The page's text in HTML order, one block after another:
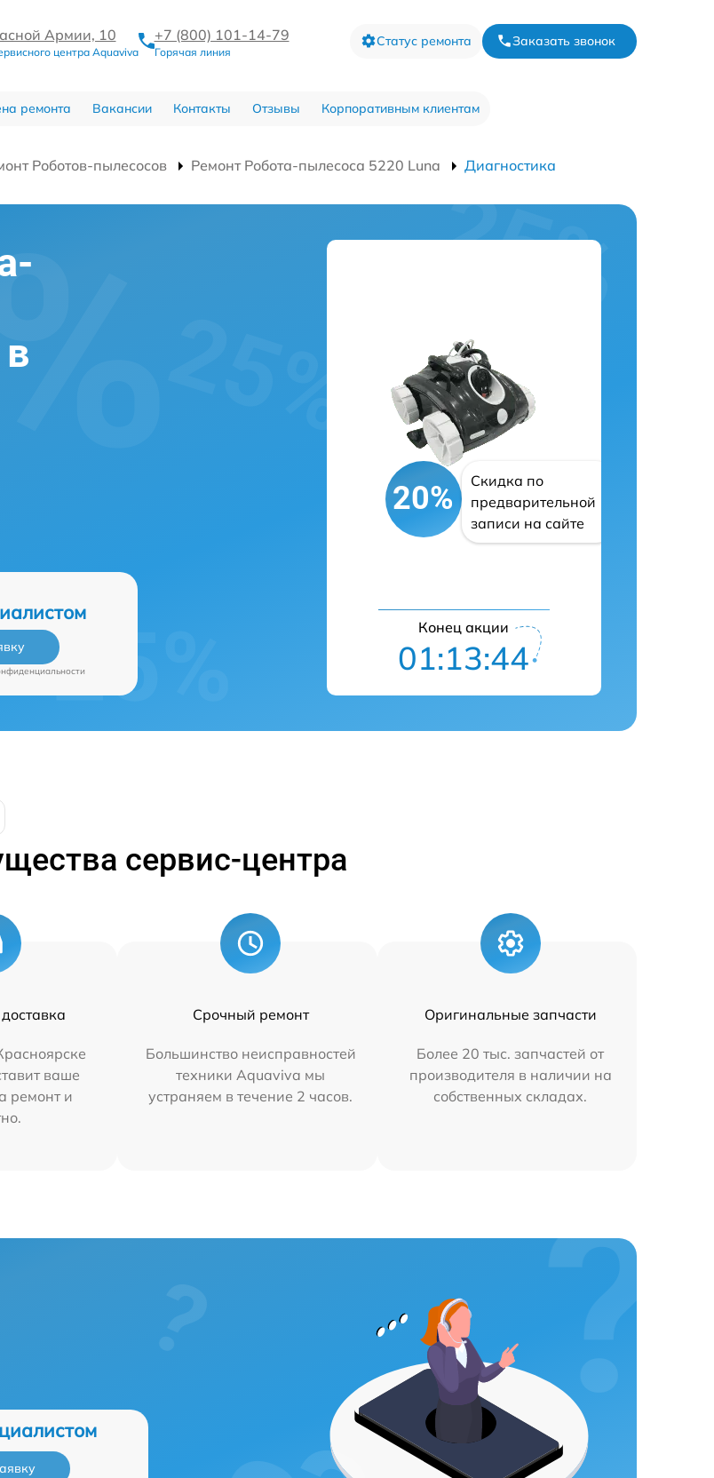
Армии, 10
центра Aquaviva
+7 (800) 101-14-79
Горячая линия
Статус ремонта Заказать звонок
ремонта Вакансии Контакты Отзывы Корпоративным клиентам
Роботов-пылесосов Ремонт Робота-пылесоса 5220 Luna Диагностика
20%
Скидка по
предварительной
записи на сайте
Конец акции
01:13:43
сервис-центра
ваше
ремонт и
Срочный ремонт
Большинство неисправностей
техники Aquaviva мы
устраняем в течение 2 часов.
Оригинальные запчасти
Более 20 тыс. запчастей от
производителя в наличии на
собственных складах.